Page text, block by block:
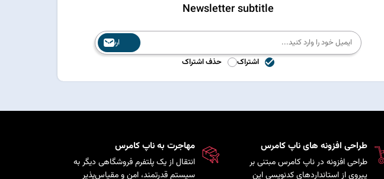
Newsletter subtitle
ارسال
اشتراک
حذف اشتراک
طراحی افزونه های ناپ کامرس
طراحی افزونه در ناپ کامرس مبتنی بر
پیروی از استانداردهای کدنویسی این
مهاجرت به ناپ کامرس
انتقال از یک پلتفرم فروشگاهی دیگر به
سیستم قدرتمند، امن و مقیاس‌پذیر